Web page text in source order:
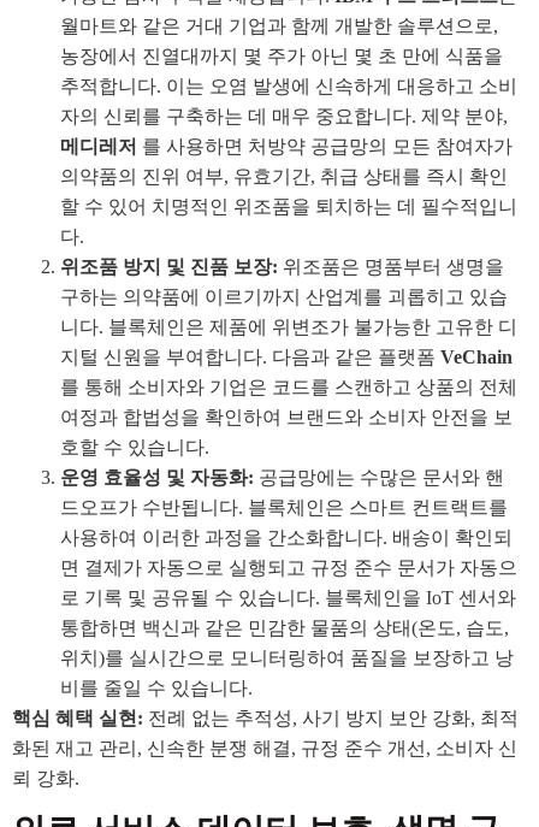
월마트와 같은 거대 기업과 함께 개발한 솔루션으로,
농장에서 진열대까지 몇 주가 아닌 몇 초 만에 식품을
추적합니다. 이는 오염 발생에 신속하게 대응하고 소비
자의 신뢰를 구축하는 데 매우 중요합니다. 제약 분야,
메디레저 를 사용하면 처방약 공급망의 모든 참여자가
의약품의 진위 여부, 유효기간, 취급 상태를 즉시 확인
할 수 있어 치명적인 위조품을 퇴치하는 데 필수적입니
다.
위조품 방지 및 진품 보장: 위조품은 명품부터 생명을
구하는 의약품에 이르기까지 산업계를 괴롭히고 있습
니다. 블록체인은 제품에 위변조가 불가능한 고유한 디
지털 신원을 부여합니다. 다음과 같은 플랫폼 VeChain
를 통해 소비자와 기업은 코드를 스캔하고 상품의 전체
여정과 합법성을 확인하여 브랜드와 소비자 안전을 보
호할 수 있습니다.
운영 효율성 및 자동화: 공급망에는 수많은 문서와 핸
드오프가 수반됩니다. 블록체인은 스마트 컨트랙트를
사용하여 이러한 과정을 간소화합니다. 배송이 확인되
면 결제가 자동으로 실행되고 규정 준수 문서가 자동으
로 기록 및 공유될 수 있습니다. 블록체인을 IoT 센서와
통합하면 백신과 같은 민감한 물품의 상태(온도, 습도,
위치)를 실시간으로 모니터링하여 품질을 보장하고 낭
비를 줄일 수 있습니다.
핵심 혜택 실현: 전례 없는 추적성, 사기 방지 보안 강화, 최적
화된 재고 관리, 신속한 분쟁 해결, 규정 준수 개선, 소비자 신
뢰 강화.